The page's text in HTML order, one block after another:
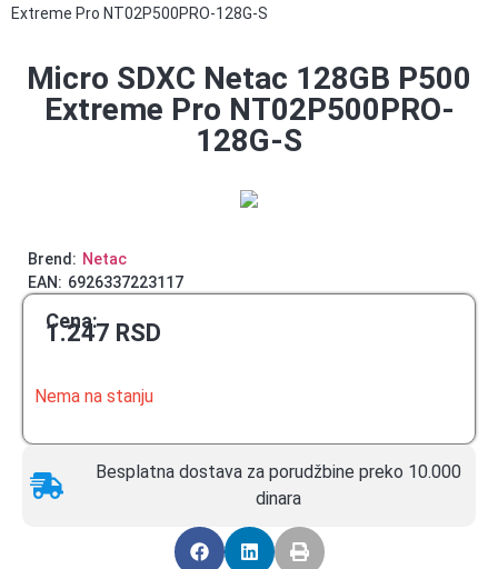
Extreme Pro NT02P500PRO-128G-S
Micro SDXC Netac 128GB P500
Extreme Pro NT02P500PRO-
128G-S
Brend: Netac
EAN: 6926337223117
Cena:
1.247 RSD
Nema na stanju
Besplatna dostava za porudžbine preko 10.000
dinara